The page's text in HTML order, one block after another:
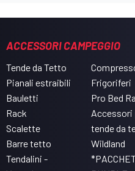
ACCESSORI CAMPEGGIO
Tende da Tetto
Pianali estraibili
Bauletti
Rack
Scalette
Barre tetto
Tendalini -
Frigoriferi
Pro Bed
Accessori
tende da
Wildland